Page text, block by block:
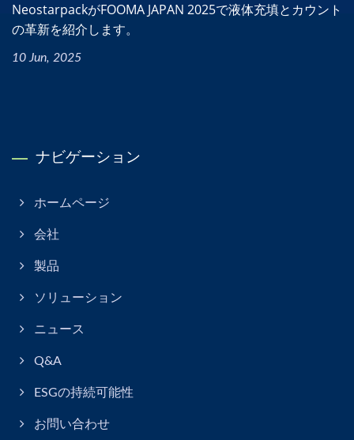
NeostarpackがFOOMA JAPAN 2025で液体充填とカウント
の革新を紹介します。
10 Jun, 2025
ナビゲーション
ホームページ
会社
製品
ソリューション
ニュース
Q&A
ESGの持続可能性
お問い合わせ